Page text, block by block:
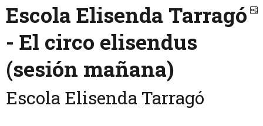
Escola Elisenda Tarragó
- El circo elisendus
(sesión mañana)
Escola Elisenda Tarragó